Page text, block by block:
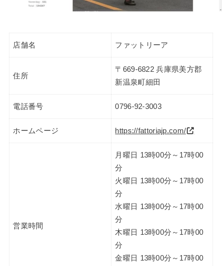
店舗名 ファットリーア
住所
〒669-6822 兵庫県美方郡
新温泉町細田
電話番号 0796-92-3003
ホームページ https://fattoriajp.com/
営業時間
月曜日 13時00分～17時00
分
火曜日 13時00分～17時00
分
水曜日 13時00分～17時00
分
木曜日 13時00分～17時00
分
金曜日 13時00分～17時00